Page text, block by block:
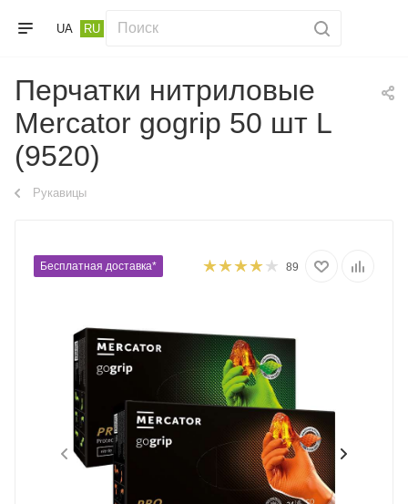
UA RU
Перчатки нитриловые
Mercator gogrip 50 шт L
(9520)
Рукавицы
Бесплатная доставка* 89